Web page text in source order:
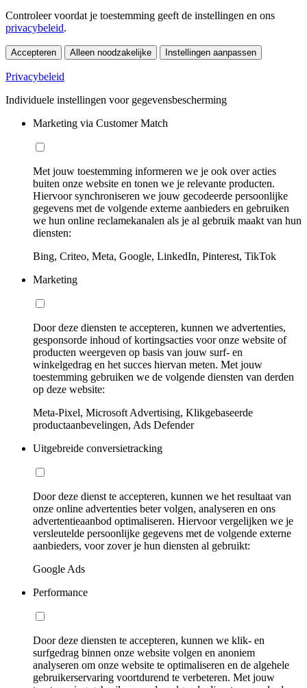
Controleer voordat je toestemming geeft de instellingen en ons
privacybeleid.
Accepteren Alleen noodzakelijke Instellingen aanpassen
Privacybeleid
Individuele instellingen voor gegevensbescherming
Marketing via Customer Match
Met jouw toestemming informeren we je ook over acties
buiten onze website en tonen we je relevante producten.
Hiervoor synchroniseren we jouw gecodeerde persoonlijke
gegevens met de volgende externe aanbieders en gebruiken
we hun online reclamekanalen als je al gebruik maakt van hun
diensten:
Bing, Criteo, Meta, Google, LinkedIn, Pinterest, TikTok
Marketing
Door deze diensten te accepteren, kunnen we advertenties,
gesponsorde inhoud of kortingsacties voor onze website of
producten weergeven op basis van jouw surf- en
winkelgedrag en het succes hiervan meten. Met jouw
toestemming gebruiken we de volgende diensten van derden
op deze website:
Meta-Pixel, Microsoft Advertising, Klikgebaseerde
productaanbevelingen, Ads Defender
Uitgebreide conversietracking
Door deze dienst te accepteren, kunnen we het resultaat van
onze online advertenties beter volgen, analyseren en ons
advertentieaanbod optimaliseren. Hiervoor vergelijken we je
versleutelde persoonlijke gegevens met de volgende externe
aanbieders, voor zover je hun diensten al gebruikt:
Google Ads
Performance
Door deze diensten te accepteren, kunnen we klik- en
surfgedrag binnen onze website volgen en anoniem
analyseren om onze website te optimaliseren en de algehele
gebruikerservaring voortdurend te verbeteren. Met jouw